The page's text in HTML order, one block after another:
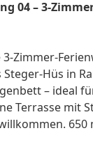
04 – 3-
Zimmer-
Hüs in
– ideal
Terrasse mit
650